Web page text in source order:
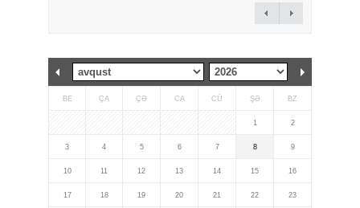
BE ÇA ÇƏ CA CÜ ŞƏ BZ
1 2
3 4 5 6 7 8 9
10 11 12 13 14 15 16
17 18 19 20 21 22 23